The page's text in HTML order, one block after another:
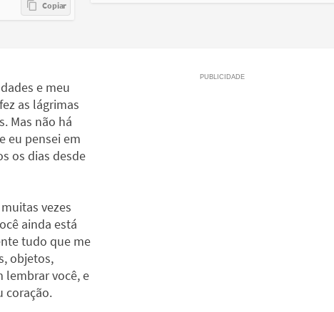
e meu
as lágrimas
Mas não há
eu pensei em
os dias desde
vezes
ainda está
tudo que me
objetos,
lembrar você, e
coração.